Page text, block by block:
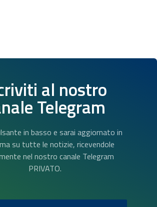
al nostro
Telegram
in basso e sarai aggiornato in
su tutte le notizie, ricevendole
nel nostro canale Telegram
PRIVATO.